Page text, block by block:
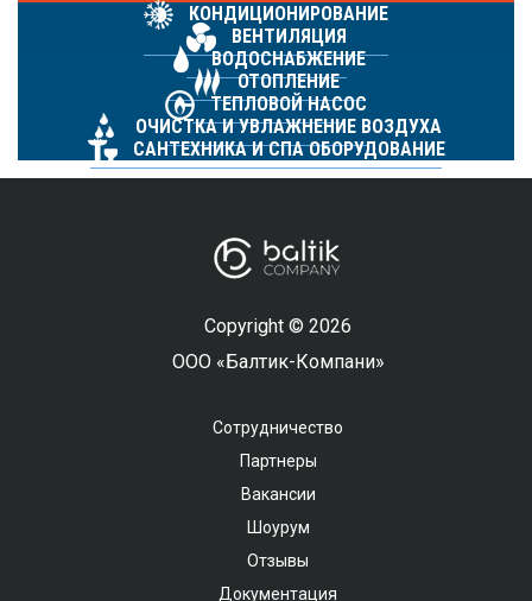
КОНДИЦИОНИРОВАНИЕ
ВЕНТИЛЯЦИЯ
ВОДОСНАБЖЕНИЕ
ОТОПЛЕНИЕ
ТЕПЛОВОЙ НАСОС
ОЧИСТКА И УВЛАЖНЕНИЕ ВОЗДУХА
САНТЕХНИКА И СПА ОБОРУДОВАНИЕ
Copyright © 2026
ООО «Балтик-Компани»
Сотрудничество
Партнеры
Вакансии
Шоурум
Отзывы
Документация